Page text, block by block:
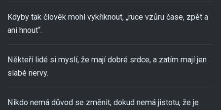
Kdyby tak člověk mohl vykřiknout, „ruce vzůru čase, zpět a
ani hnout“.
Někteří lidé si myslí, že mají dobré srdce, a zatím mají jen
slabé nervy.
Nikdo nemá důvod se změnit, dokud nemá jistotu, že je